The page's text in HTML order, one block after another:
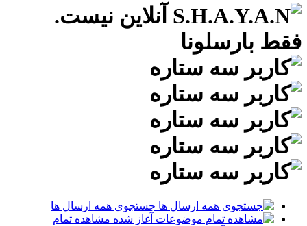
جستجوی همه ارسال ها
مشاهده تمام